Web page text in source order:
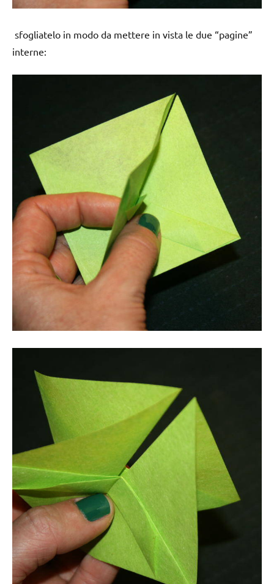
sfogliatelo in modo da mettere in vista le due “pagine”
interne: